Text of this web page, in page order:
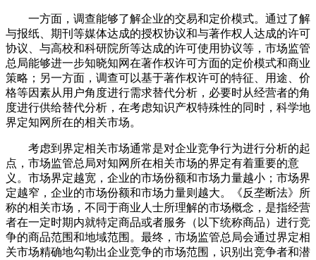
一方面，调查能够了解企业的交易和定价模式。通过了解
与报纸、期刊等媒体达成的授权协议和与著作权人达成的许可
协议、与高校和科研院所等达成的许可使用协议等，市场监管
总局能够进一步知晓知网在著作权许可方面的定价模式和商业
策略；另一方面，调查可以基于著作权许可的特征、用途、价
格等因素从用户角度进行需求替代分析，必要时从经营者的角
度进行供给替代分析，在考虑知识产权特殊性的同时，科学地
界定知网所在的相关市场。
考虑到界定相关市场通常是对企业竞争行为进行分析的起
点，市场监管总局对知网所在相关市场的界定有着重要的意
义。市场界定越宽，企业的市场份额和市场力量越小；市场界
定越窄，企业的市场份额和市场力量则越大。《反垄断法》所
称的相关市场，不同于商业人士所理解的市场概念，是指经营
者在一定时期内就特定商品或者服务（以下统称商品）进行竞
争的商品范围和地域范围。最终，市场监管总局会通过界定相
关市场精确地勾勒出企业竞争的市场范围，识别出竞争者和潜